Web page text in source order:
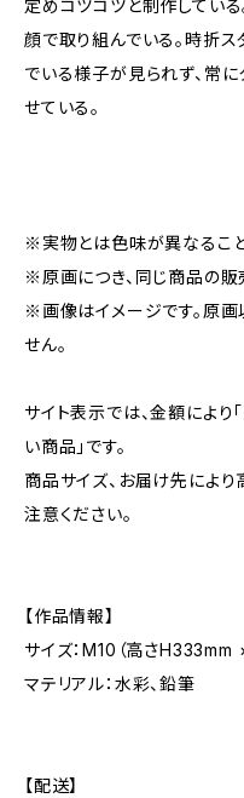
定めコツコツと制作してい
顔で取り組んでいる。時折ス
でいる様子が見られず、常
せている。
※実物とは色味が異なること
※原画につき、同じ商品の販
※画像はイメージです。原
せん。
サイト表示では、金額により
い商品」です。
商品サイズ、お届け先によ
注意ください。
【作品情報】
サイズ：M10（高さ
マテリアル：水彩、鉛筆
【配送】